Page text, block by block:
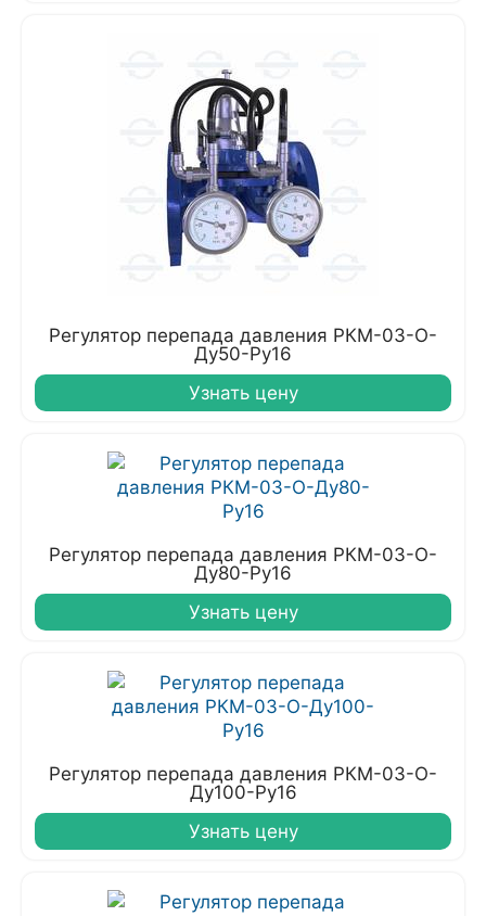
Регулятор перепада давления РКМ-03-О-
Ду50-Ру16
Узнать цену
Регулятор перепада давления РКМ-03-О-
Ду80-Ру16
Узнать цену
Регулятор перепада давления РКМ-03-О-
Ду100-Ру16
Узнать цену